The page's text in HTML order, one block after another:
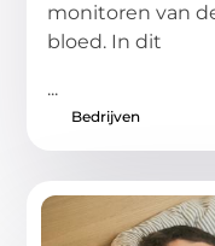
monitoren van
bloed. In dit
...
Bedrijven